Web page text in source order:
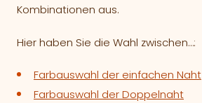
Kombinationen aus.
Hier haben Sie die Wahl zwischen…:
Farbauswahl der einfachen Naht
Farbauswahl der Doppelnaht